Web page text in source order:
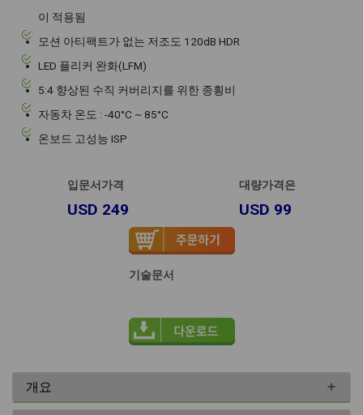
이 적용됨
모션 아티팩트가 없는 저조도 120dB HDR
LED 플리커 완화(LFM)
5:4 향상된 수직 커버리지를 위한 종횡비
자동차 온도 : -40°C ~ 85°C
온보드 고성능 ISP
입문서가격
USD 249
대량가격은
USD 99
기술문서
개요